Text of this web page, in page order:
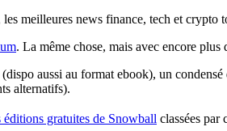
les meilleures news finance, tech et crypto
. La même chose, mais avec encore
(dispo aussi au format ebook), un
alternatifs).
éditions gratuites de Snowball classées par